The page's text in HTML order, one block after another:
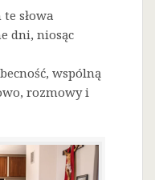
słowa
dni, niosąc
wspólną
rozmowy i